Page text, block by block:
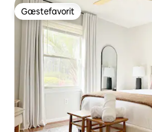
Gæstefavorit
Gæstefavorit